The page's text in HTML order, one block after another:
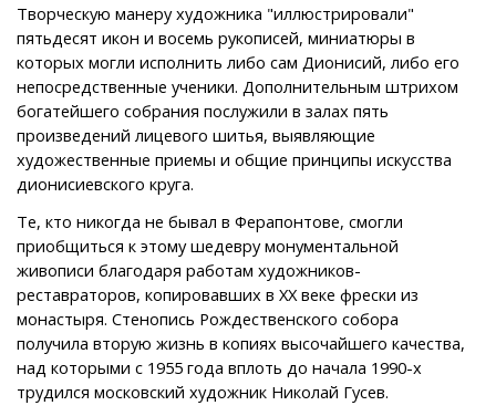
Творческую манеру художника "иллюстрировали"
пятьдесят икон и восемь рукописей, миниатюры в
которых могли исполнить либо сам Дионисий, либо его
непосредственные ученики. Дополнительным штрихом
богатейшего собрания послужили в залах пять
произведений лицевого шитья, выявляющие
художественные приемы и общие принципы искусства
дионисиевского круга.
Те, кто никогда не бывал в Ферапонтове, смогли
приобщиться к этому шедевру монументальной
живописи благодаря работам художников-
реставраторов, копировавших в ХХ веке фрески из
монастыря. Стенопись Рождественского собора
получила вторую жизнь в копиях высочайшего качества,
над которыми с 1955 года вплоть до начала 1990-х
трудился московский художник Николай Гусев.